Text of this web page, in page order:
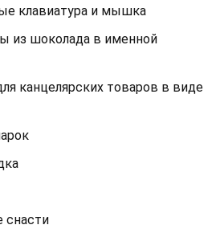
клавиатура и мышка
из шоколада в именной
канцелярских товаров в виде
снасти